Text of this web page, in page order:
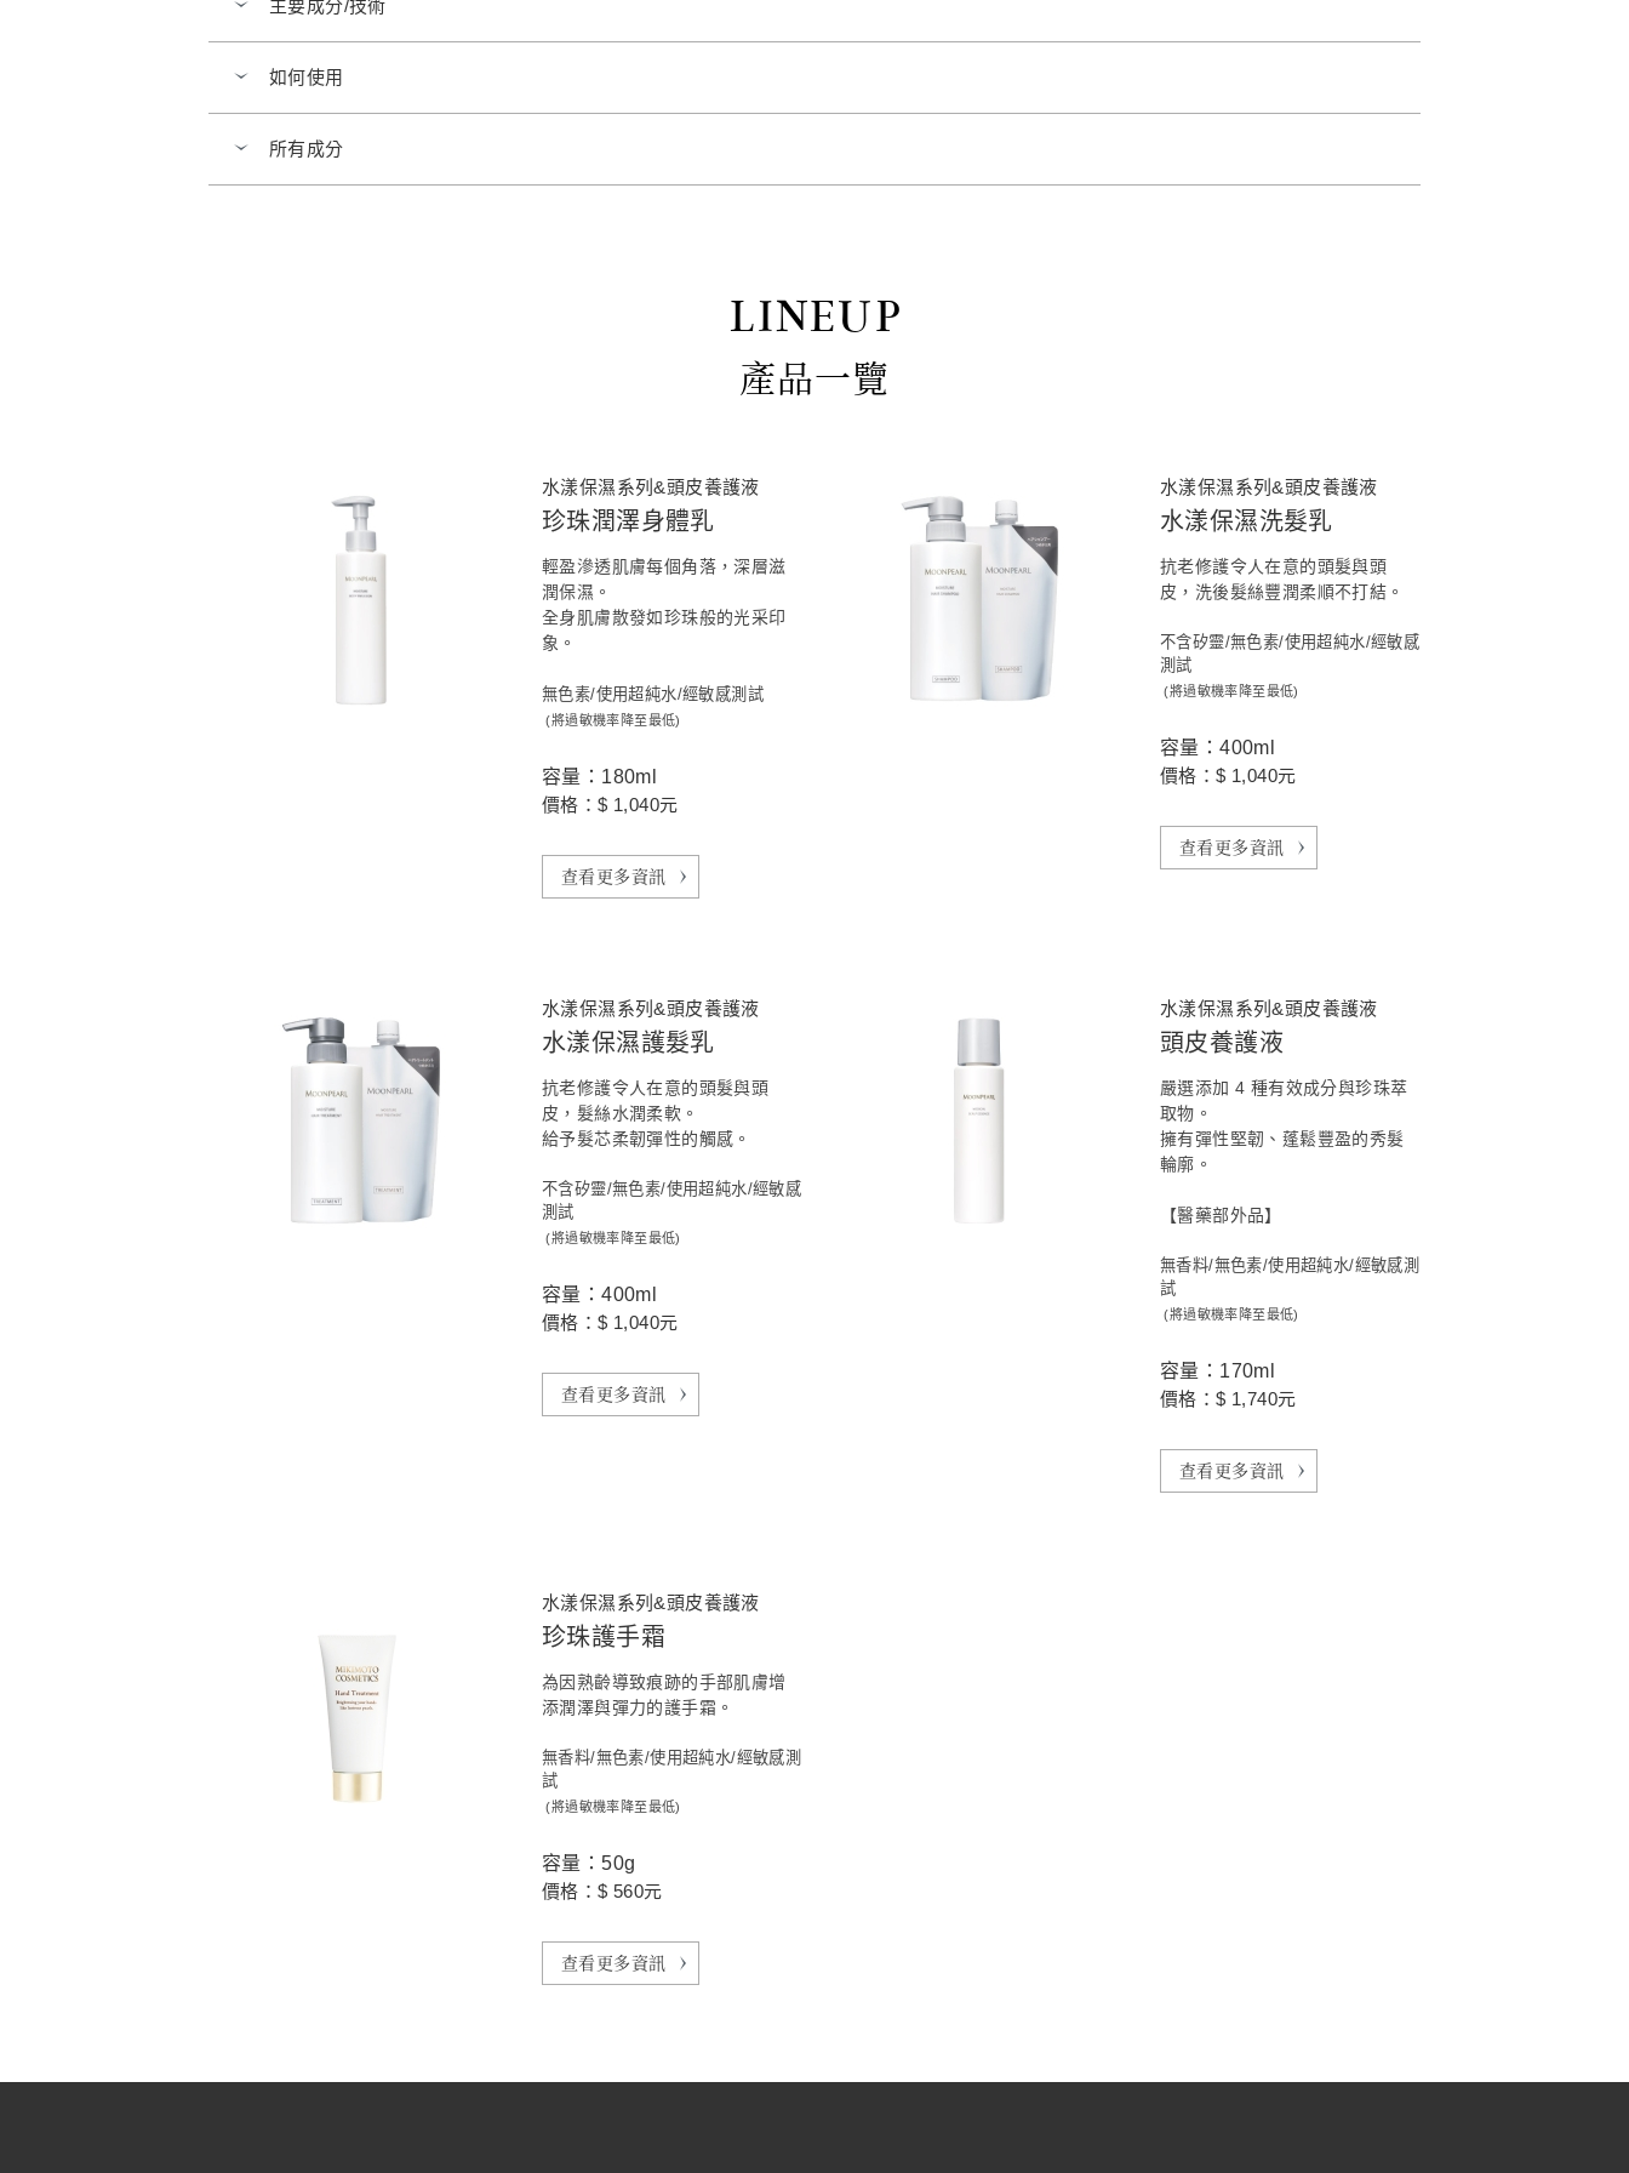
主要成分/技術
如何使用
所有成分
LINEUP
產品一覽
水漾保濕系列&頭皮養護液
珍珠潤澤身體乳
輕盈滲透肌膚每個角落，深層滋
潤保濕。
全身肌膚散發如珍珠般的光采印
象。
無色素/使用超純水/經敏感測試
(將過敏機率降至最低)
容量：180ml
價格：$ 1,040元
查看更多資訊
水漾保濕系列&頭皮養護液
水漾保濕洗髮乳
抗老修護令人在意的頭髮與頭
皮，洗後髮絲豐潤柔順不打結。
不含矽靈/無色素/使用超純水/經敏感
測試
(將過敏機率降至最低)
容量：400ml
價格：$ 1,040元
查看更多資訊
水漾保濕系列&頭皮養護液
水漾保濕護髮乳
抗老修護令人在意的頭髮與頭
皮，髮絲水潤柔軟。
給予髮芯柔韌彈性的觸感。
不含矽靈/無色素/使用超純水/經敏感
測試
(將過敏機率降至最低)
容量：400ml
價格：$ 1,040元
查看更多資訊
水漾保濕系列&頭皮養護液
頭皮養護液
嚴選添加 4 種有效成分與珍珠萃
取物。
擁有彈性堅韌、蓬鬆豐盈的秀髮
輪廓。
【醫藥部外品】
無香料/無色素/使用超純水/經敏感測
試
(將過敏機率降至最低)
容量：170ml
價格：$ 1,740元
查看更多資訊
水漾保濕系列&頭皮養護液
珍珠護手霜
為因熟齡導致痕跡的手部肌膚增
添潤澤與彈力的護手霜。
無香料/無色素/使用超純水/經敏感測
試
(將過敏機率降至最低)
容量：50g
價格：$ 560元
查看更多資訊